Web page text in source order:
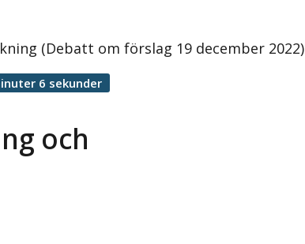
(Debatt om förslag 19 december 2022)
och
6 sekunder